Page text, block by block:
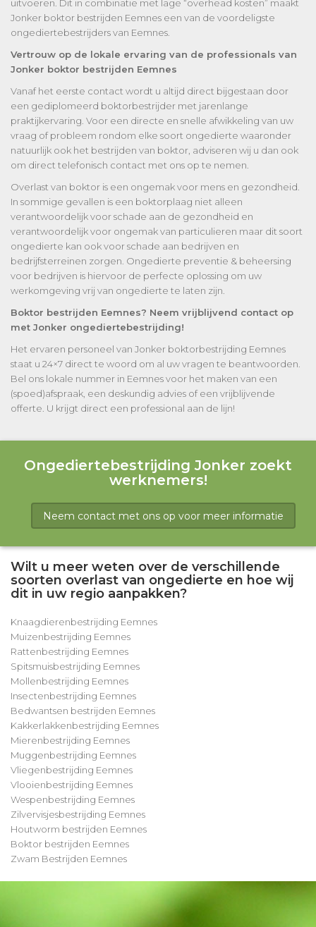
uitvoeren. Dit in combinatie met lage “overhead kosten” maakt
Jonker boktor bestrijden Eemnes een van de voordeligste
ongediertebestrijders van Eemnes.
Vertrouw op de lokale ervaring van de professionals van
Jonker boktor bestrijden Eemnes
Vanaf het eerste contact wordt u altijd direct bijgestaan door
een gediplomeerd boktorbestrijder met jarenlange
praktijkervaring. Voor een directe en snelle afwikkeling van uw
vraag of probleem rondom elke soort ongedierte waaronder
natuurlijk ook het bestrijden van boktor, adviseren wij u dan ook
om direct telefonisch contact met ons op te nemen.
Overlast van boktor is een ongemak voor mens en gezondheid.
In sommige gevallen is een boktorplaag niet alleen
verantwoordelijk voor schade aan de gezondheid en
verantwoordelijk voor ongemak van particulieren maar dit soort
ongedierte kan ook voor schade aan bedrijven en
bedrijfsterreinen zorgen. Ongedierte preventie & beheersing
voor bedrijven is hiervoor de perfecte oplossing om uw
werkomgeving vrij van ongedierte te laten zijn.
Boktor bestrijden Eemnes? Neem vrijblijvend contact op
met Jonker ongediertebestrijding!
Het ervaren personeel van Jonker boktorbestrijding Eemnes
staat u 24×7 direct te woord om al uw vragen te beantwoorden.
Bel ons lokale nummer in Eemnes voor het maken van een
(spoed)afspraak, een deskundig advies of een vrijblijvende
offerte. U krijgt direct een professional aan de lijn!
Ongediertebestrijding Jonker zoekt
werknemers!
Neem contact met ons op voor meer informatie
Wilt u meer weten over de verschillende
soorten overlast van ongedierte en hoe wij
dit in uw regio aanpakken?
Knaagdierenbestrijding Eemnes
Muizenbestrijding Eemnes
Rattenbestrijding Eemnes
Spitsmuisbestrijding Eemnes
Mollenbestrijding Eemnes
Insectenbestrijding Eemnes
Bedwantsen bestrijden Eemnes
Kakkerlakkenbestrijding Eemnes
Mierenbestrijding Eemnes
Muggenbestrijding Eemnes
Vliegenbestrijding Eemnes
Vlooienbestrijding Eemnes
Wespenbestrijding Eemnes
Zilvervisjesbestrijding Eemnes
Houtworm bestrijden Eemnes
Boktor bestrijden Eemnes
Zwam Bestrijden Eemnes